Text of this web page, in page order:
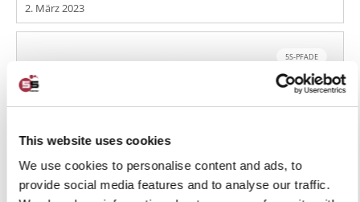
This website uses cookies
We use cookies to personalise content and ads, to
provide social media features and to analyse our traffic.
2. März 2023
5S-PFADE